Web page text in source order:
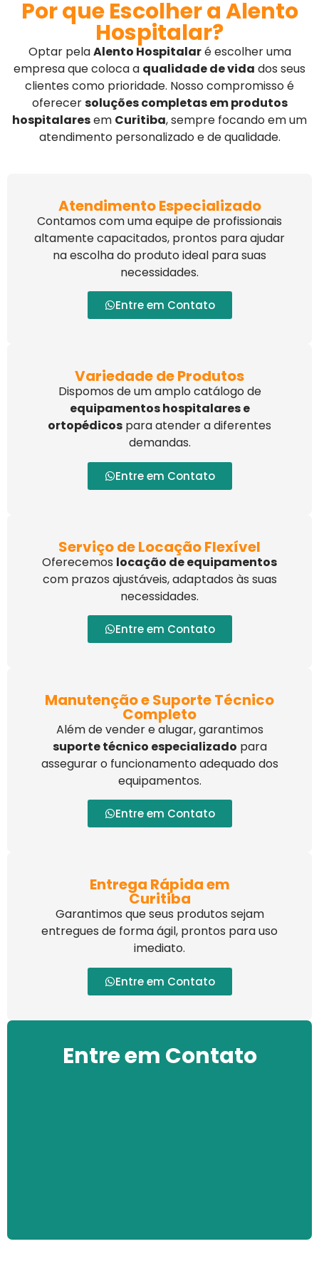
Por que Escolher a Alento
Hospitalar?
Optar pelaAlento Hospitalaré escolher uma
empresa que coloca a qualidade de vida dos seus
clientes como prioridade. Nosso compromisso é
oferecersoluções completas em produtos
hospitalaresem Curitiba, sempre focando em um
atendimento personalizado e de qualidade.
Atendimento Especializado
Contamos com uma equipe de profissionais
altamente capacitados, prontos para ajudar
na escolha do produto ideal para suas
necessidades.
Entre em Contato
Variedade de Produtos
Dispomos de um amplo catálogo de
equipamentos hospitalares e
ortopédicos para atender a diferentes
demandas.
Entre em Contato
Serviço de Locação Flexível
Oferecemos locação de equipamentos
com prazos ajustáveis, adaptados às suas
necessidades.
Entre em Contato
Manutenção e Suporte Técnico
Completo
Além de vender e alugar, garantimos
suporte técnico especializado para
assegurar o funcionamento adequado dos
equipamentos.
Entre em Contato
Entrega Rápida em
Curitiba
Garantimos que seus produtos sejam
entregues de forma ágil, prontos para uso
imediato.
Entre em Contato
Entre em Contato